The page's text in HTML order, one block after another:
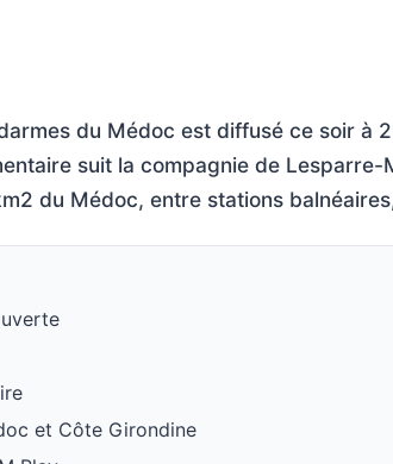
du Médoc est diffusé ce soir à
suit la compagnie de Lesparre-
du Médoc, entre stations
et Côte Girondine